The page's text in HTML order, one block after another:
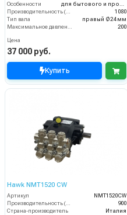
Особенности
для бытового и промышленного назначения
Производительность (л/ч)
1080
Тип вала
правый Ø24 мм
Максимальное давление воды (бар)
200
Цена
37 000 руб.
Купить
Hawk NMT1520 CW
Артикул
NMT1520CW
Производительность (л/ч)
900
Страна-производитель
Италия